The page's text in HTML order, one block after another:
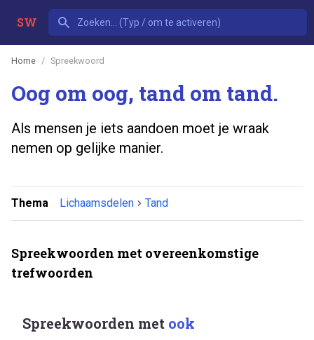
SW
Home Spreekwoord
Oog om oog, tand om tand.
Als mensen je iets aandoen moet je wraak
nemen op gelijke manier.
Thema Lichaamsdelen Tand
Spreekwoorden met overeenkomstige
trefwoorden
Spreekwoorden met ook